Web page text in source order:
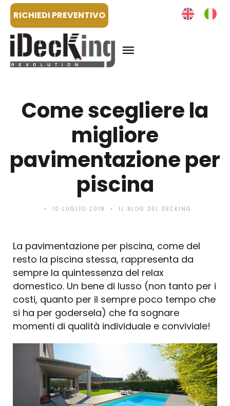
RICHIEDI PREVENTIVO
Come scegliere la
migliore
pavimentazione per
piscina
10 LUGLIO 2018 IL BLOG DEL DECKING
La pavimentazione per piscina, come del
resto la piscina stessa, rappresenta da
sempre la quintessenza del relax
domestico. Un bene di lusso (non tanto per i
costi, quanto per il sempre poco tempo che
si ha per godersela) che fa sognare
momenti di qualità individuale e conviviale!